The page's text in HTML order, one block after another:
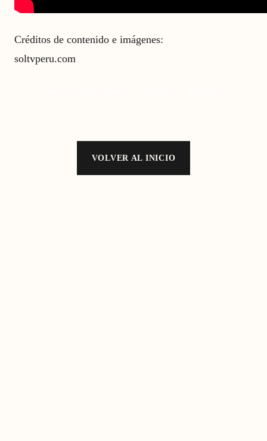
Créditos de contenido e imágenes:
soltvperu.com
VOLVER AL INICIO